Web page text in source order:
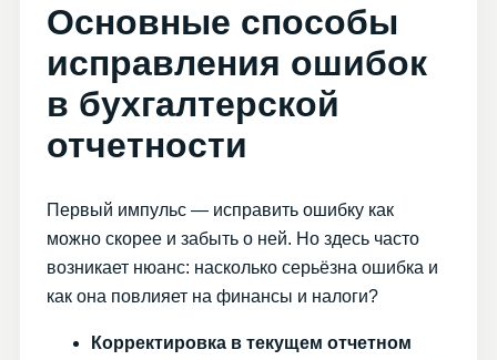
Основные способы
исправления ошибок
в бухгалтерской
отчетности
Первый импульс — исправить ошибку как
можно скорее и забыть о ней. Но здесь часто
возникает нюанс: насколько серьёзна ошибка и
как она повлияет на финансы и налоги?
Корректировка в текущем отчетном